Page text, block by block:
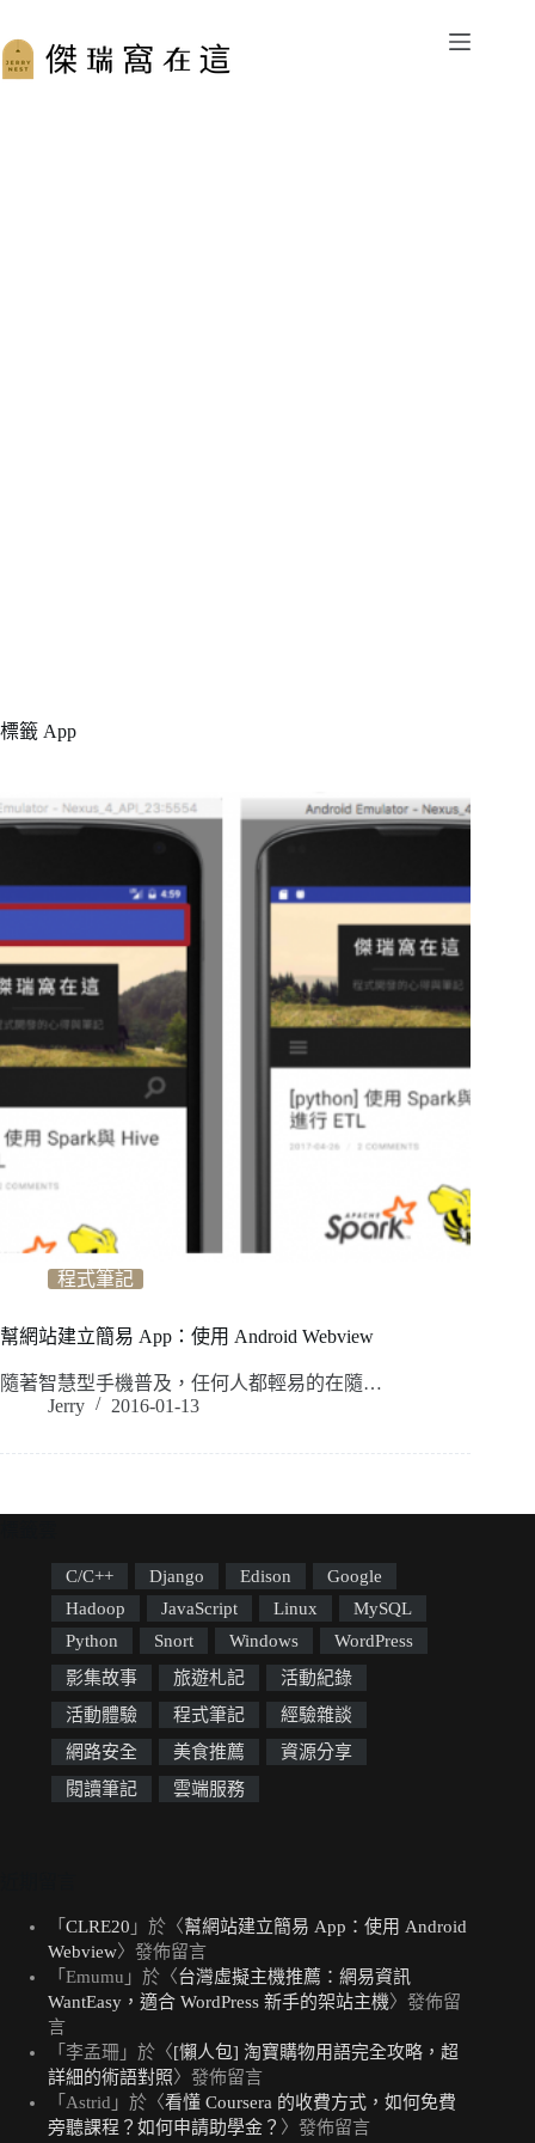
至
主
標籤 App
程式筆記
幫網站建立簡易 App：使用 Android Webview
隨著智慧型手機普及，任何人都輕易的在隨…
Jerry
2016-01-13
C/C++ Django Edison
Google
Hadoop
JavaScript Linux
MySQL
Python
Snort Windows
WordPress
影集故事
旅遊札記
活動紀錄
活動體驗
程式筆記
經驗雜談
網路安全
美食推薦
資源分享
閱讀筆記
雲端服務
「 CLRE20 」於〈幫網站建立簡易 App：使用 Android
Webview〉發佈留言
「 Emumu 」於〈台灣虛擬主機推薦：網易資訊
WantEasy，適合 WordPress 新手的架站主機〉發佈留
言
「 李孟珊 」於〈[懶人包] 淘寶購物用語完全攻略，超
詳細的術語對照〉發佈留言
「 Astrid 」於〈看懂 Coursera 的收費方式，如何免費
旁聽課程？如何申請助學金？ 〉發佈留言